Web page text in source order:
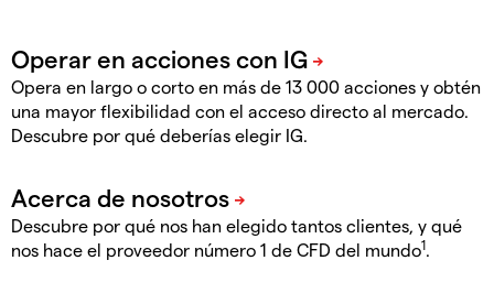
Opera en largo o corto en más de 13 000 acciones y obtén
una mayor flexibilidad con el acceso directo al mercado.
Descubre por qué deberías elegir IG.
Descubre por qué nos han elegido tantos clientes, y qué
nos hace el proveedor número 1 de CFD del mundo1.